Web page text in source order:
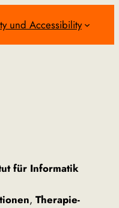
und Accessibility
für Informatik
, Therapie-